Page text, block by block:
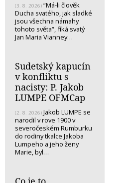
(3. 8. 2026) “Má-li člověk
Ducha svatého, jak sladké
jsou všechna námahy
tohoto světa“, říká svatý
Jan Maria Vianney…
Sudetský kapucín
v konfliktu s
nacisty: P. Jakob
LUMPE OFMCap
(2. 8. 2026) Jakob LUMPE se
narodil v rove 1900 v
severočeském Rumburku
do rodiny tkalce Jakoba
Lumpeho a jeho ženy
Marie, byl…